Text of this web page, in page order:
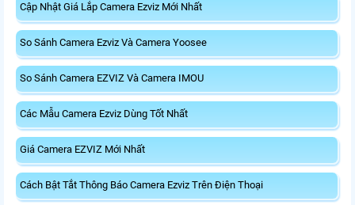
Cập Nhật Giá Lắp Camera Ezviz Mới Nhất
So Sánh Camera Ezviz Và Camera Yoosee
So Sánh Camera EZVIZ Và Camera IMOU
Các Mẫu Camera Ezviz Dùng Tốt Nhất
Giá Camera EZVIZ Mới Nhất
Cách Bật Tắt Thông Báo Camera Ezviz Trên Điện Thoại